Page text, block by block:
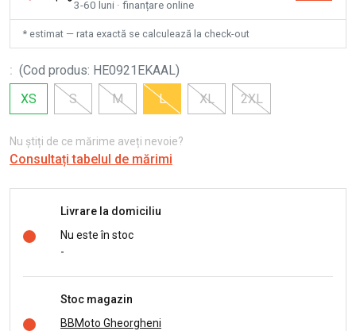
3-60 luni · finanțare online
* estimat — rata exactă se calculează la check-out
: (Cod produs: HE0921EKAAL)
XS
S M L XL 2XL
Nu știți de ce mărime aveți nevoie?
Consultați tabelul de mărimi
Livrare la domiciliu
Nu este în stoc
-
Stoc magazin
BBMoto Gheorgheni